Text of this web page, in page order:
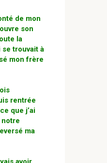
de mon
son
la
trouvait à
mon frère
rentrée
que j’ai
notre
ma